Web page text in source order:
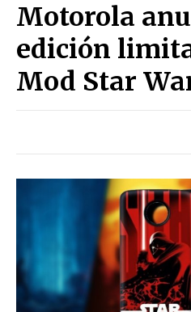
Motorola
edición
Mod Star